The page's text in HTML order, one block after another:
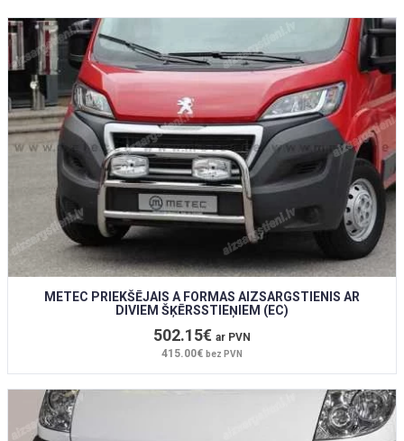
METEC PRIEKŠĒJAIS A FORMAS AIZSARGSTIENIS AR
DIVIEM ŠĶĒRSSTIEŅIEM (EC)
502.15€ ar PVN
415.00€ bez PVN